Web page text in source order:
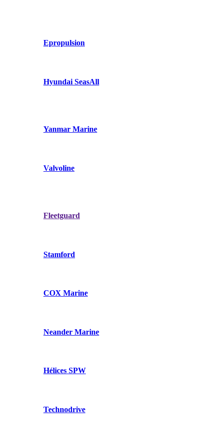
Epropulsion
Hyundai SeasAll
Yanmar Marine
Valvoline
Fleetguard
Stamford
COX Marine
Neander Marine
Hélices SPW
Technodrive